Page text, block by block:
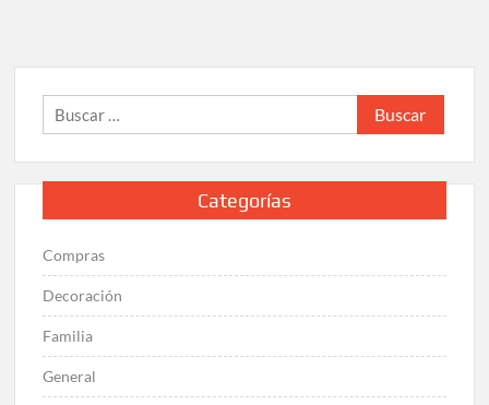
Buscar:
Categorías
Compras
Decoración
Familia
General